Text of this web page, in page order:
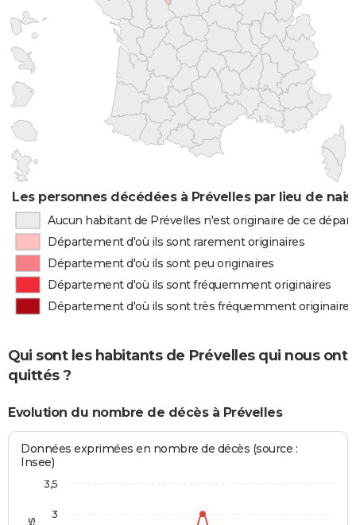
Les personnes décédées à Prévelles par lieu de
Aucun habitant de Prévelles n'est originaire de ce
Département d'où ils sont rarement originaires
Département d'où ils sont peu originaires
Département d'où ils sont fréquemment originaires
Département d'où ils sont très fréquemment originaires
Qui sont les habitants de Prévelles qui nous ont
quittés ?
Evolution du nombre de décès à Prévelles
Données exprimées en nombre de décès (source :
Insee)
3
3,5